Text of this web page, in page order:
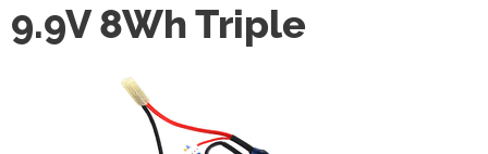
9.9V 8Wh Triple